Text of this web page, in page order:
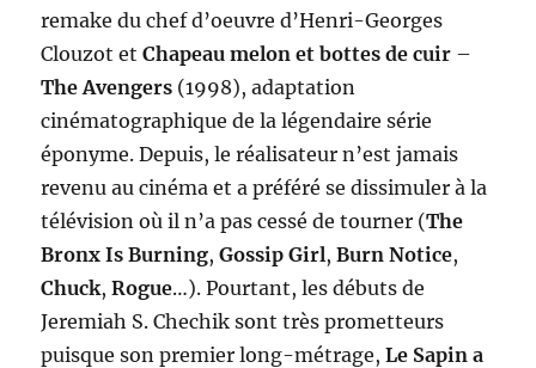
remake du chef d’oeuvre d’Henri-Georges
Clouzot etChapeau melon et bottes de cuir –
The Avengers (1998), adaptation
cinématographique de la légendaire série
éponyme. Depuis, le réalisateur n’est jamais
revenu au cinéma et a préféré se dissimuler à la
télévision où il n’a pas cessé de tourner (The
Bronx Is Burning,Gossip Girl,Burn Notice,
Chuck,Rogue…). Pourtant, les débuts de
Jeremiah S. Chechik sont très prometteurs
puisque son premier long-métrage,Le Sapin a